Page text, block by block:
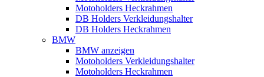
Motoholders Heckrahmen
DB Holders Verkleidungshalter
DB Holders Heckrahmen
BMW
BMW anzeigen
Motoholders Verkleidungshalter
Motoholders Heckrahmen